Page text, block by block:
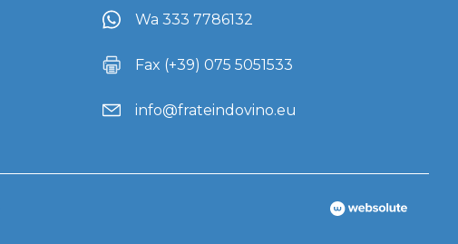
Wa 333 7786132
Fax (+39) 075 5051533
info@frateindovino.eu